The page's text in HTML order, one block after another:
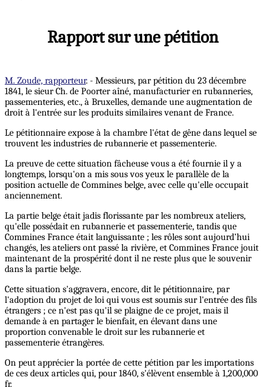
Rapport sur une pétition
M. Zoude, rapporteur. - Messieurs, par pétition du 23 décembre
1841, le sieur Ch. de Poorter aîné, manufacturier en rubanneries,
passementeries, etc., à Bruxelles, demande une augmentation de
droit à l'entrée sur les produits similaires venant de France.
Le pétitionnaire expose à la chambre l'état de gêne dans lequel se
trouvent les industries de rubannerie et passementerie.
La preuve de cette situation fâcheuse vous a été fournie il y a
longtemps, lorsqu'on a mis sous vos yeux le parallèle de la
position actuelle de Commines belge, avec celle qu'elle occupait
anciennement.
La partie belge était jadis florissante par les nombreux ateliers,
qu'elle possédait en rubannerie et passementerie, tandis que
Commines France était languissante ; les rôles sont aujourd’hui
changés, les ateliers ont passé la rivière, et Commines France jouit
maintenant de la prospérité dont il ne reste plus que le souvenir
dans la partie belge.
Cette situation s'aggravera, encore, dit le pétitionnaire, par
l'adoption du projet de loi qui vous est soumis sur l'entrée des fils
étrangers ; ce n'est pas qu'il se plaigne de ce projet, mais il
demande à en partager le bienfait, en élevant dans une
proportion convenable le droit sur les rubannerie et
passementerie étrangères.
On peut apprécier la portée de cette pétition par les importations
de ces deux articles qui, pour 1840, s'élèvent ensemble à 1,200,000
fr.